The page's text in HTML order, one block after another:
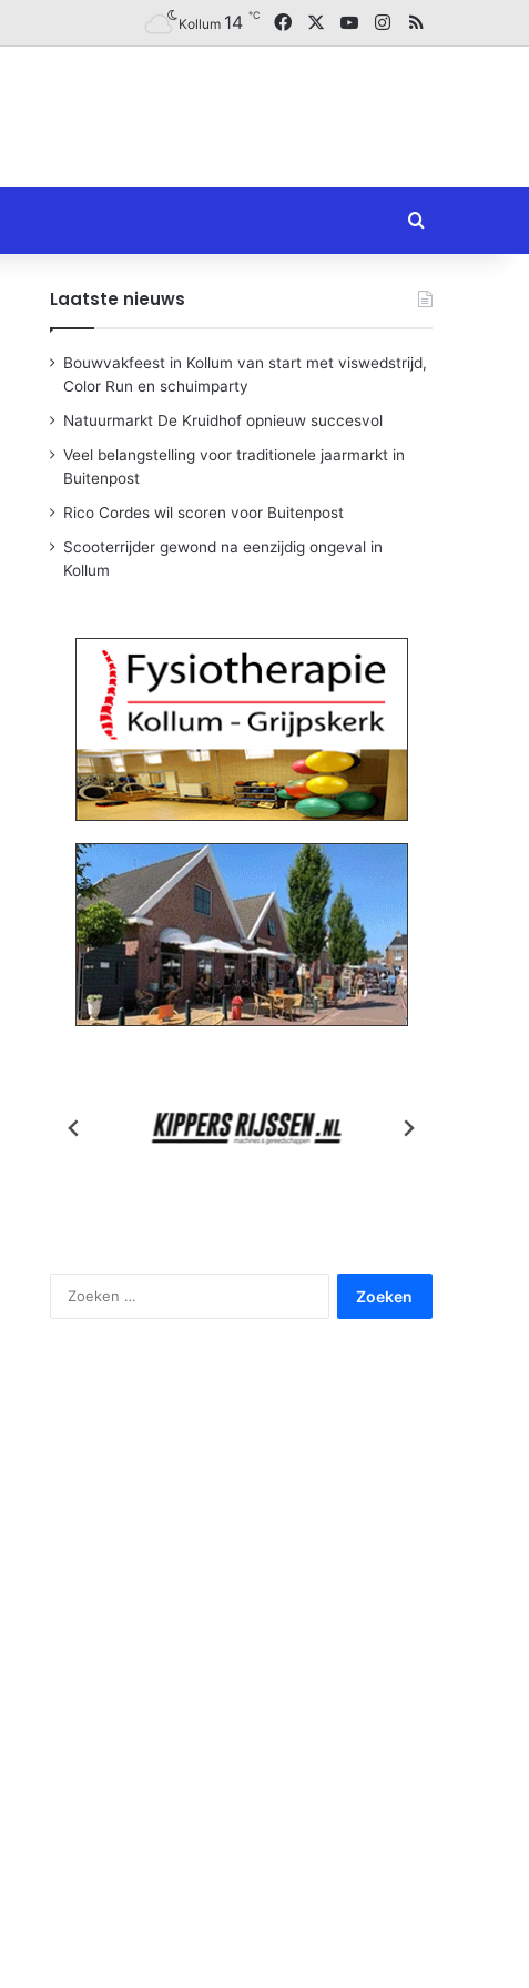
Kollum 14 ℃ FacebookYouTubeInstagram
RSS
Zoeken naar
Laatste nieuws
Bouwvakfeest in Kollum van start met viswedstrijd,
Color Run en schuimparty
Natuurmarkt De Kruidhof opnieuw succesvol
Veel belangstelling voor traditionele jaarmarkt in
Buitenpost
Rico Cordes wil scoren voor Buitenpost
Scooterrijder gewond na eenzijdig ongeval in
Kollum
naar: